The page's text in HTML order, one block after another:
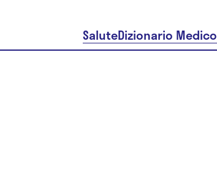
SaluteDizionario Medico